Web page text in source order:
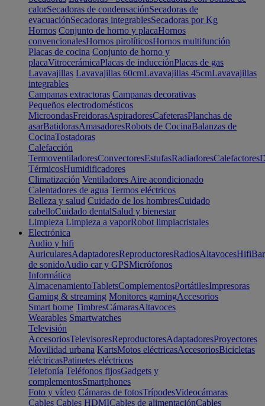
calorSecadoras de condensaciónSecadoras de
evacuaciónSecadoras integrablesSecadoras por Kg
Hornos Conjunto de horno y placaHornos
convencionalesHornos pirolíticosHornos multifunción
Placas de cocina Conjunto de horno y
placaVitrocerámicaPlacas de inducciónPlacas de gas
Lavavajillas Lavavajillas 60cmLavavajillas 45cmLavavajillas
integrables
Campanas extractoras Campanas decorativas
Pequeños electrodomésticos
MicroondasFreidorasAspiradoresCafeterasPlanchas de
asarBatidorasAmasadoresRobots de CocinaBalanzas de
CocinaTostadoras
Calefacción
TermoventiladoresConvectoresEstufasRadiadoresCalefactores
TérmicosHumidificadores
Climatización Ventiladores Aire acondicionado
Calentadores de agua Termos eléctricos
Belleza y salud Cuidado de los hombresCuidado
cabelloCuidado dentalSalud y bienestar
Limpieza Limpieza a vaporRobot limpiacristales
Electrónica
Audio y hifi
AuricularesAdaptadoresReproductoresRadiosAltavocesHifi
de sonidoAudio car y GPSMicrófonos
Informática
AlmacenamientoTabletsComplementosPortátilesImpresoras
Gaming & streaming Monitores gamingAccesorios
Smart home TimbresCámarasAltavoces
Wearables Smartwatches
Televisión
AccesoriosTelevisoresReproductoresAdaptadoresProyectores
Movilidad urbana KartsMotos eléctricasAccesoriosBicicletas
eléctricasPatinetes eléctricos
Telefonía Teléfonos fijosGadgets y
complementosSmartphones
Foto y vídeo Cámaras de fotosTrípodesVideocámaras
Cables Cables HDMICables de alimentaciónCables